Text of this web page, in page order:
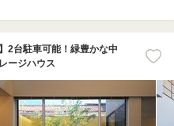
2台駐車可能！緑豊かな中
ージハウス